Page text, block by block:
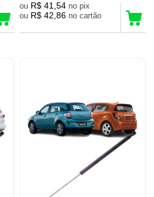
ou R$ 41,54
no pix
ou R$ 42,86 no cartão